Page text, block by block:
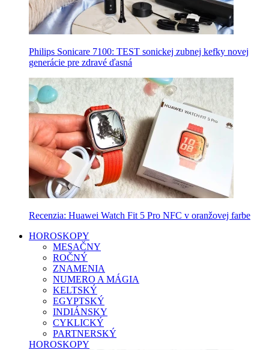
Philips Sonicare 7100: TEST sonickej zubnej kefky novej
generácie pre zdravé ďasná
Recenzia: Huawei Watch Fit 5 Pro NFC v oranžovej farbe
HOROSKOPY
MESAČNY
ROČNÝ
ZNAMENIA
NUMERO A MÁGIA
KELTSKÝ
EGYPTSKÝ
INDIÁNSKY
CYKLICKÝ
PARTNERSKÝ
HOROSKOPY